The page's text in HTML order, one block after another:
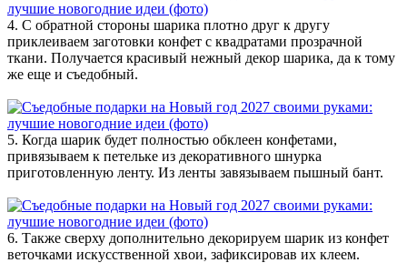
4. С обратной стороны шарика плотно друг к другу
приклеиваем заготовки конфет с квадратами прозрачной
ткани. Получается красивый нежный декор шарика, да к тому
же еще и съедобный.
5. Когда шарик будет полностью обклеен конфетами,
привязываем к петельке из декоративного шнурка
приготовленную ленту. Из ленты завязываем пышный бант.
6. Также сверху дополнительно декорируем шарик из конфет
веточками искусственной хвои, зафиксировав их клеем.